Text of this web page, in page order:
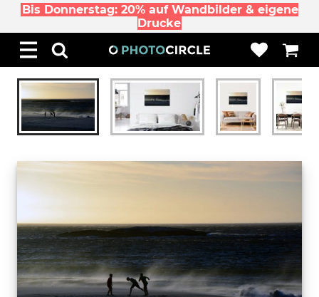
Bis Donnerstag: 20% auf Wandbilder & eigene
Drucke